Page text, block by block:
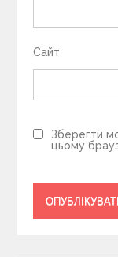
Сайт
Зберегти
цьому